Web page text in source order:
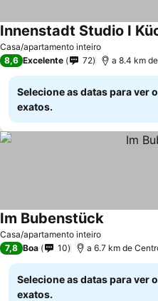
Casa/apartamento inteiro
Innenstadt Studio I
8,6 Excelente 72 a 8.4 km
Selecione as datas para ver
exatos.
Casa/apartamento inteiro
Im Bubenstück
7,8 Boa 10 a 6.7 km de
Selecione as datas para ver
exatos.